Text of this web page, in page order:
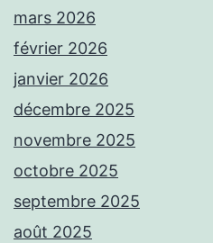
mars 2026
février 2026
janvier 2026
décembre 2025
novembre 2025
octobre 2025
septembre 2025
août 2025